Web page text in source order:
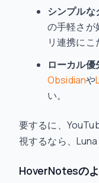
シンプルな
の手軽さが
リ連携にこ
ローカル優
Obsidianや
い。
要するに、
視するなら、
HoverNotesの